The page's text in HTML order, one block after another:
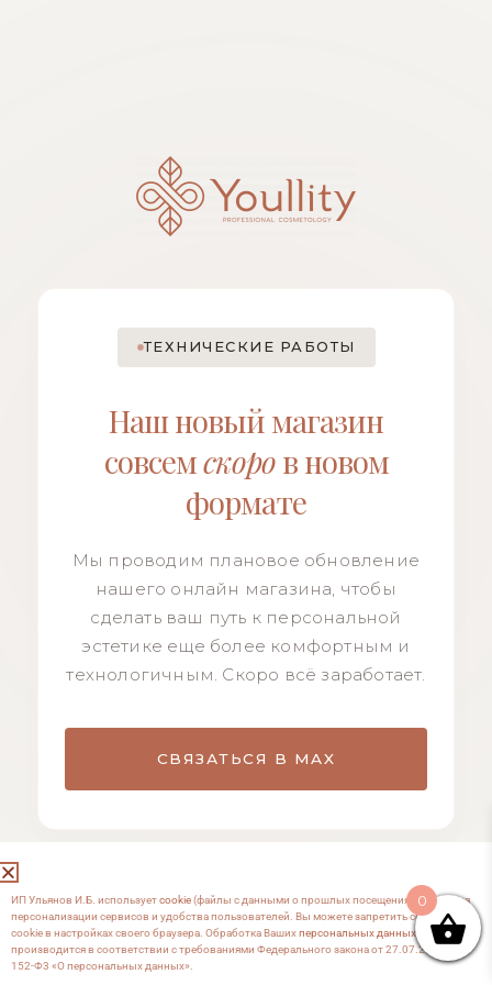
ТЕХНИЧЕСКИЕ РАБОТЫ
Наш новый магазин
совсемскоров новом
формате
Мы проводим плановое обновление
нашего онлайн магазина, чтобы
сделать ваш путь к персональной
эстетике еще более комфортным и
технологичным. Скоро всё заработает.
СВЯЗАТЬСЯ В MAX
0
ИП Ульянов И.Б. используетcookie(файлы с данными о прошлых посещениях сайта) для
персонализации сервисов и удобства пользователей. Вы можете запретить сохранение
cookie в настройках своего браузера. Обработка Вашихперсональных данных
производится в соответствии с требованиями Федерального закона от 27.07.2006 №
152-Ф3 «О персональных данных».